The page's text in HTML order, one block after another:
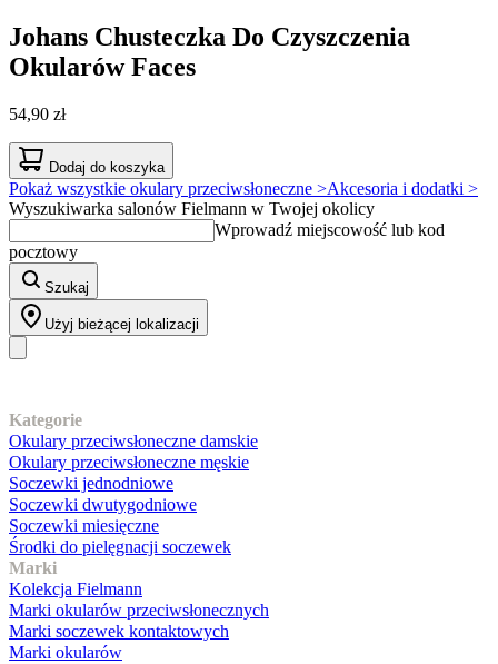
Johans Chusteczka Do Czyszczenia
Okularów Faces
54,90 zł
Dodaj do koszyka
Pokaż wszystkie okulary przeciwsłoneczne >Akcesoria i dodatki >
Wyszukiwarka salonów Fielmann w Twojej okolicy
Wprowadź miejscowość lub kod
pocztowy
Szukaj
Użyj bieżącej lokalizacji
Kategorie
Okulary przeciwsłoneczne damskie
Okulary przeciwsłoneczne męskie
Soczewki jednodniowe
Soczewki dwutygodniowe
Soczewki miesięczne
Środki do pielęgnacji soczewek
Marki
Kolekcja Fielmann
Marki okularów przeciwsłonecznych
Marki soczewek kontaktowych
Marki okularów